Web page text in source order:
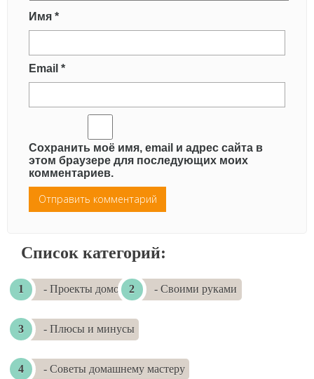
Имя *
Email *
Сохранить моё имя, email и адрес сайта в
этом браузере для последующих моих
комментариев.
Список категорий:
- Проекты домов - Своими руками
- Плюсы и минусы
- Советы домашнему мастеру